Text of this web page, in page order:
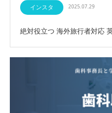
インスタ 2025.07.29
絶対役立つ 海外旅行者対応